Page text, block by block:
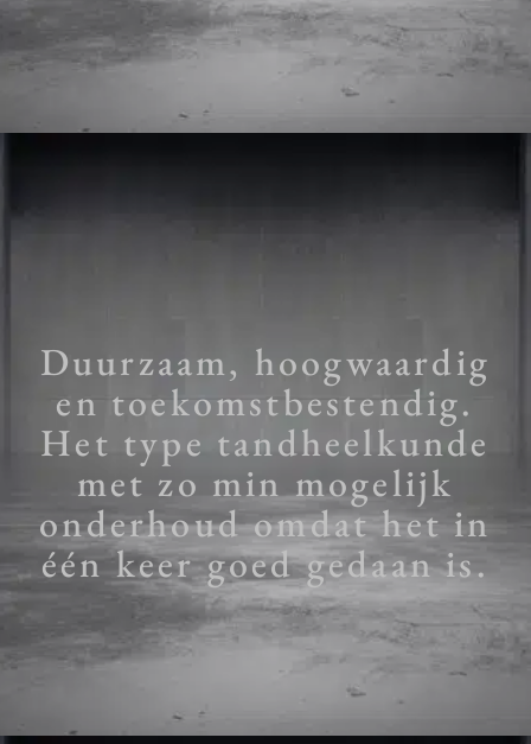
Duurzaam, hoogwaardig
en toekomstbestendig.
Het type tandheelkunde
met zo min mogelijk
onderhoud omdat het in
één keer goed gedaan is.